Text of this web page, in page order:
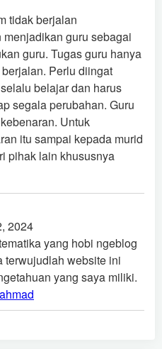
tidak berjalan
guru sebagai
guru. Tugas guru hanya
Perlu diingat
belajar dan harus
segala perubahan. Guru
Untuk
itu sampai kepada murid
pihak lain khususnya
2024
yang hobi ngeblog
terwujudlah website ini
yang saya miliki.